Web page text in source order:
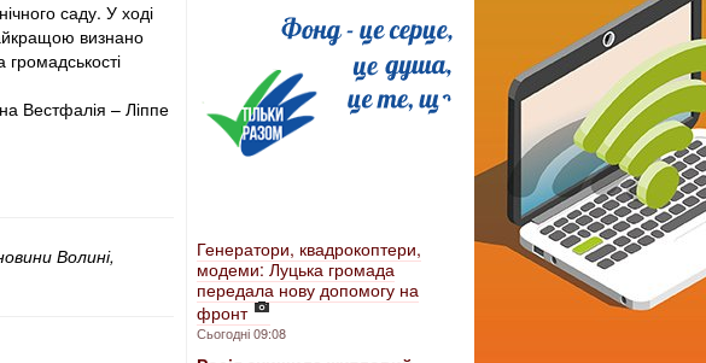
саду. У ході
визнано
Вестфалія – Ліппе
Волині,
Генератори, квадрокоптери,
модеми: Луцька громада
передала нову допомогу на
фронт
Сьогодні 09:08